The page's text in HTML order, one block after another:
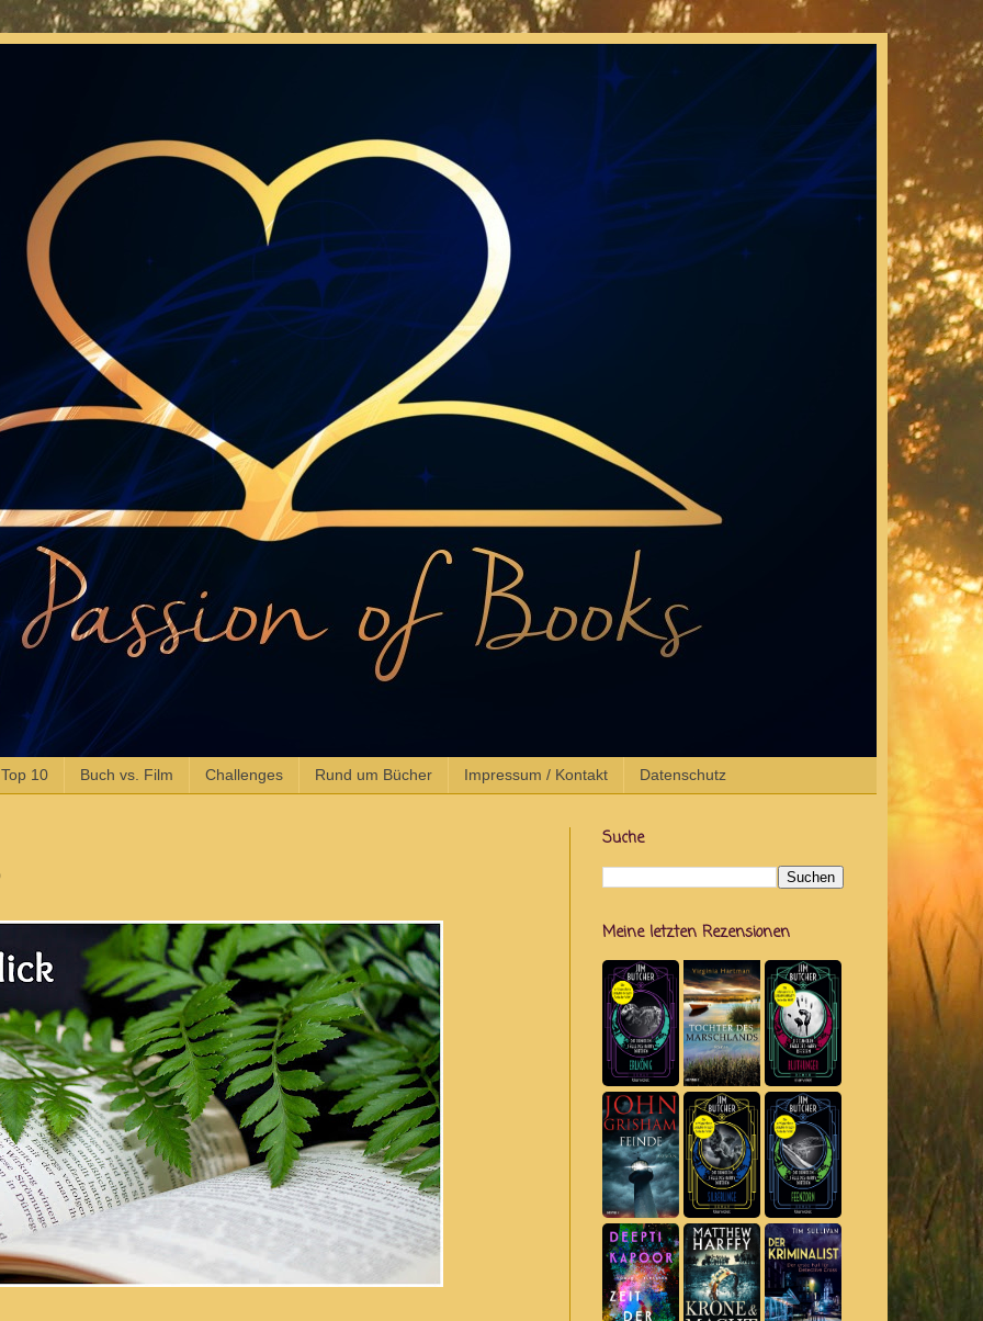
10 Buch vs. Film Challenges Rund um Bücher Impressum / Kontakt Datenschutz
Suche
Meine letzten Rezensionen